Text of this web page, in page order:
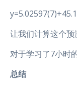
让我们计算这个预
对于学习了7小时
总结